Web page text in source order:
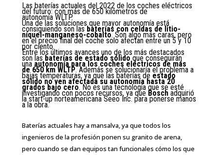
Las baterías actuales del 2022 de los coches eléctricos
del futuro: con más de 650 kilómetros de
autonomía WLTP.
Una de las soluciones que mayor autonomía está
consiguiendo son lasbaterías con celdas de litio-
níquel-manganeso-cobalto. Son algo más caras, pero
en el precio final del coche solo afectan entre un 5 y 10
por ciento.
Entre los últimos avances uno de los más destacados
son lasbaterías de estado sólidoque conseguirán
una autonomía para los coches eléctricos de más
de 650 km WLTP. Además se solucionaría el problema a
bajas temperaturas, ya que las baterías de estado
sólido no ven afectada su autonomía hasta 20
grados bajo cero. No es una tecnología que se esté
investigando con pocos recursos, ya que Boschadquirió
la start-up norteamericana Seeo Inc. para ponerse manos
a la obra.
Baterías actuales hay a mansalva, ya que todos los
ingenieros de la profesión ponen su granito de arena,
pero cuando se dan equipos tan funcionales cómo los que